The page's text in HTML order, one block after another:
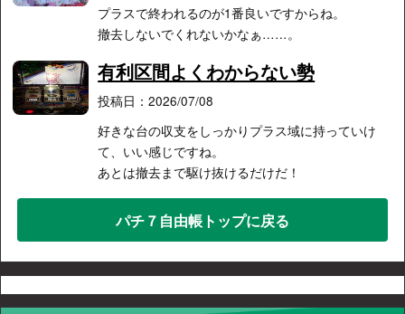
プラスで終われるのが1番良いですからね。
撤去しないでくれないかなぁ……。
有利区間よくわからない勢
投稿日：2026/07/08
好きな台の収支をしっかりプラス域に持っていけ
て、いい感じですね。
あとは撤去まで駆け抜けるだけだ！
パチ７自由帳トップに戻る